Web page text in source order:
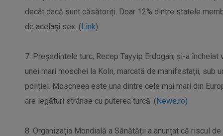
decât dacă sunt căsătoriți. Doar 12% dintre statele
de același sex. (Link)
7. Preşedintele turc, Recep Tayyip Erdogan, şi-a
unei mari moschei la Koln, marcată de manifestaţii, sub
poliţiei. Moscheea este una dintre cele mai mari din
are legături strânse cu puterea turcă. (News.ro)
8. Organizația Mondială a Sănătății a anunțat că riscul